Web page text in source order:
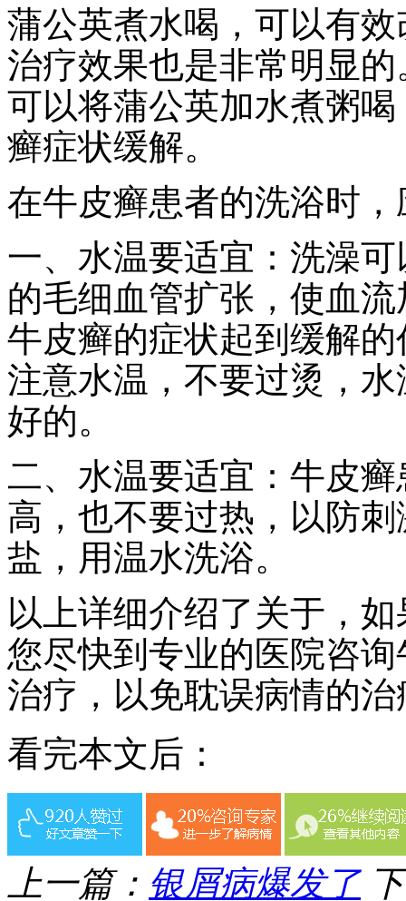
蒲公英煮水喝，可以有
治疗效果也是非常明显
可以将蒲公英加水煮粥
癣症状缓解。
在牛皮癣患者的洗浴时
一、水温要适宜：洗澡
的毛细血管扩张，使血
牛皮癣的症状起到缓解
注意水温，不要过烫，
好的。
二、水温要适宜：牛皮
高，也不要过热，以防
盐，用温水洗浴。
以上详细介绍了关于，
您尽快到专业的医院咨
治疗，以免耽误病情的
看完本文后：
上一篇： 银屑病爆发了